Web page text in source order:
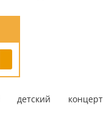
детский концерт